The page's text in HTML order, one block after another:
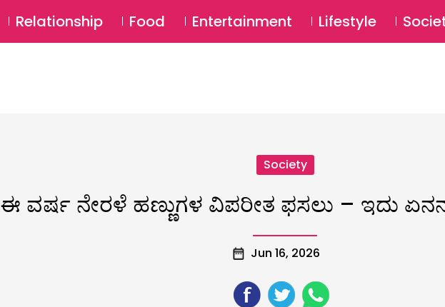
Relationship Food Entertainment Lifestyle
Society
ಈ ವರ್ಷ ನೇರಳೆ ಹಣ್ಣುಗಳ ವಿಪರೀತ ಫಸಲು – ಇದು
Jun 16, 2026